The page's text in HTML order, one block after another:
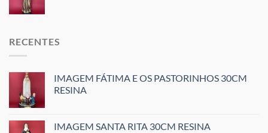
RECENTES
IMAGEM FÁTIMA E OS PASTORINHOS 30CM
RESINA
IMAGEM SANTA RITA 30CM RESINA